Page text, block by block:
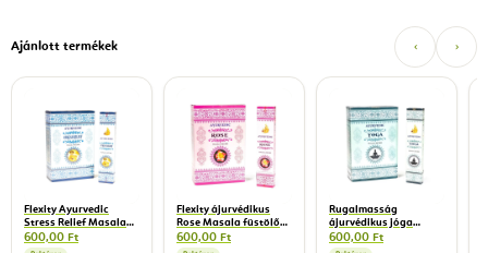
Ajánlott termékek ‹ ›
Flexity Ayurvedic
Stress Relief Masala
füstölő pálcák 15 g
600,00 Ft
Flexity ájurvédikus
Rose Masala füstölő
pálca 15 g
600,00 Ft
Rugalmasság
ájurvédikus jóga
masala füstölők 15 g
600,00 Ft